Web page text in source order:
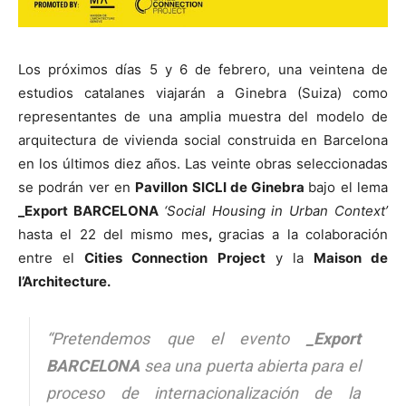
Los próximos días 5 y 6 de febrero, una veintena de
estudios catalanes viajarán a Ginebra (Suiza) como
representantes de una amplia muestra del modelo de
arquitectura de vivienda social construida en Barcelona
en los últimos diez años. Las veinte obras seleccionadas
se podrán ver en Pavillon SICLI de Ginebra bajo el lema
_Export BARCELONA ‘Social Housing in Urban Context’
hasta el 22 del mismo mes,gracias a la colaboración
entre elCities Connection Projecty la Maison de
l’Architecture.
“Pretendemos que el evento
Export
BARCELONA sea una puerta abierta para el
proceso de internacionalización de la